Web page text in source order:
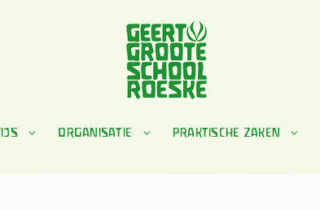
ORGANISATIE PRAKTISCHE ZAKEN